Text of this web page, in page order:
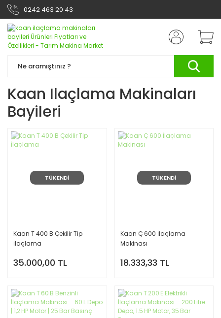
0242 463 20 43
Kaan Ilaçlama Makinaları
Bayileri
TÜKENDİ
Kaan T 400 B Çekilir Tip
İlaçlama
35.000,00 TL
TÜKENDİ
Kaan Ç 600 İlaçlama
Makinası
18.333,33 TL